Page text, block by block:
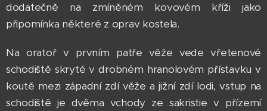
dodatečně na zmíněném kovovém kříži jako
připomínka některé z oprav kostela.
Na oratoř v prvním patře věže vede vřetenové
schodiště skryté v drobném hranolovém přístavku v
koutě mezi západní zdí věže a jižní zdí lodi, vstup na
schodiště je dvěma vchody ze sakristie v přízemí